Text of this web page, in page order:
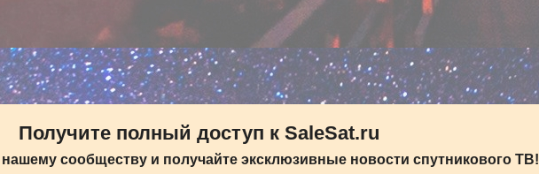
Получите полный доступ к SaleSat.ru
сообществу и получайте эксклюзивные новости спутникового ТВ!